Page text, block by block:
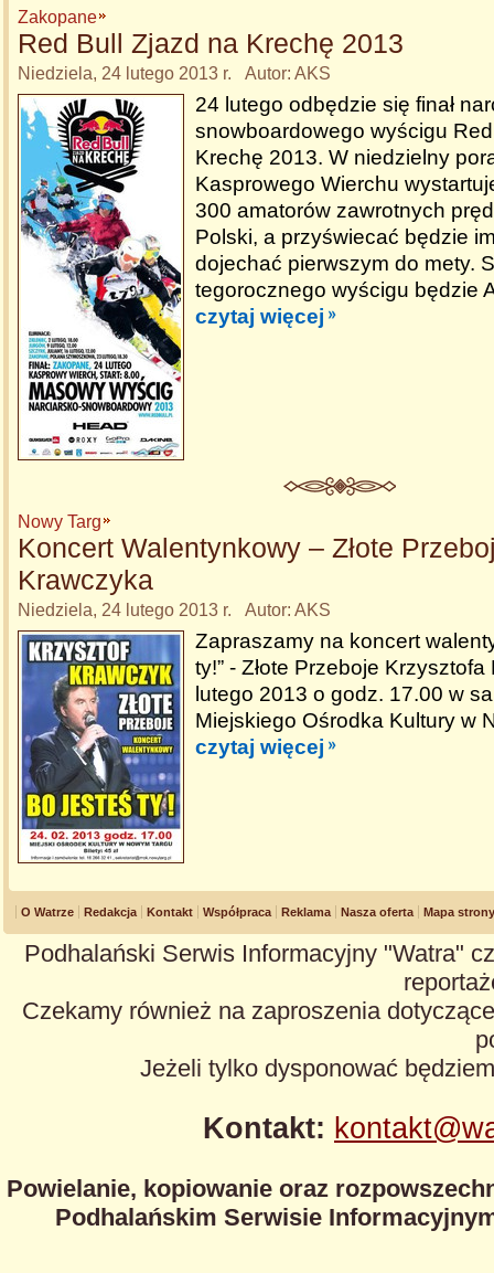
Zakopane
Red Bull Zjazd na Krechę 2013
Niedziela, 24 lutego 2013 r. Autor: AKS
24 lutego odbędzie się finał
snowboardowego wyścigu
Krechę 2013. W niedzielny
Kasprowego Wierchu
300 amatorów zawrotnych
Polski, a przyświecać będzie
dojechać pierwszym do mety.
tegorocznego wyścigu będzie
czytaj więcej
Nowy Targ
Koncert Walentynkowy – Złote
Krawczyka
Niedziela, 24 lutego 2013 r. Autor: AKS
Zapraszamy na koncert
ty!” - Złote Przeboje
lutego 2013 o godz. 17.00 w
Miejskiego Ośrodka Kultury w
czytaj więcej
O Watrze Redakcja Kontakt Współpraca Reklama Nasza oferta Mapa strony
Podhalański Serwis Informacyjny "Watra"
Czekamy również na zaproszenia
Jeżeli tylko dysponować
Kontakt:
Powielanie, kopiowanie oraz
Podhalańskim Serwisie